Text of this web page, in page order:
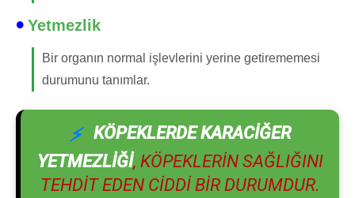
Yetmezlik
Bir organın normal işlevlerini yerine getirememesi
durumunu tanımlar.
KÖPEKLERDE KARACIĞER
YETMEZLIĞI, KÖPEKLERIN SAĞLIĞINI
TEHDIT EDEN CIDDI BIR DURUMDUR.